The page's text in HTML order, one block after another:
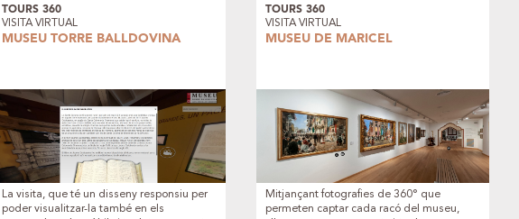
TOURS 360
VISITA VIRTUAL
MUSEU TORRE BALLDOVINA
La visita, que té un disseny responsiu per
poder visualitzar-la també en els
TOURS 360
VISITA VIRTUAL
MUSEU DE MARICEL
Mitjançant fotografies de 360° que
permeten captar cada racó del museu,